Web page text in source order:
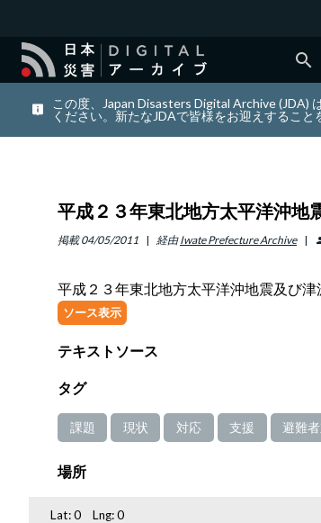
search
この度、Japan Disasters Digital Archive
ください。新たなJDAで皆様をお迎えすること
平成２３年東北地方太平洋沖地
掲載 04/05/2011 経由 Iwate Prefecture Archive
平成２３年東北地方太平洋沖地震及び
ソース表示
テキストソース
タグ
課題 現状 対応 支援 避難
場所
Lat:0 Lng:0